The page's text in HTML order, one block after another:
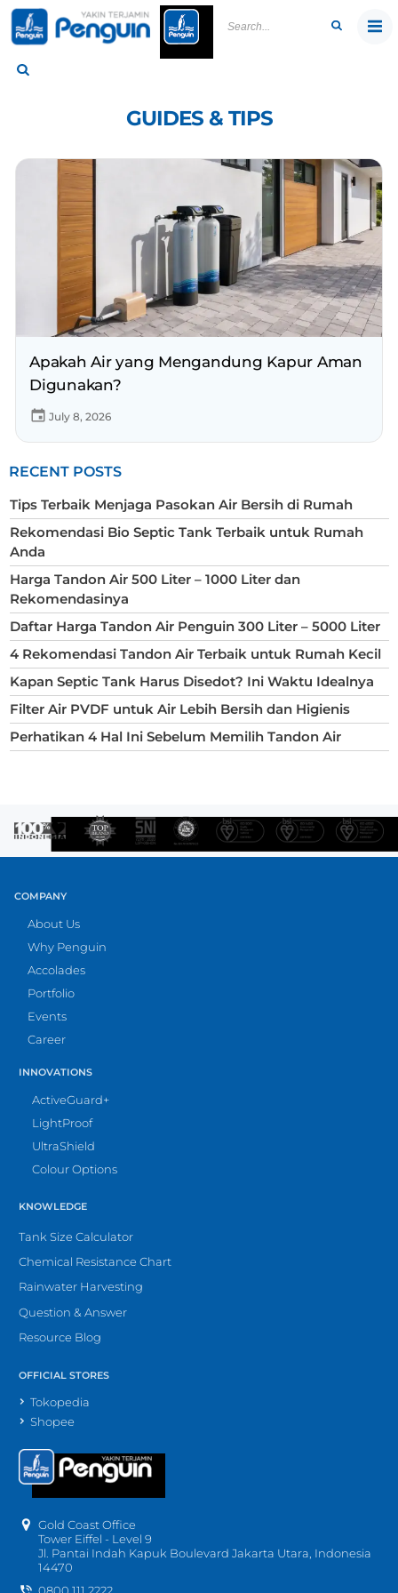
Skip
content
GUIDES & TIPS
Apakah Air yang Mengandung Kapur Aman
Digunakan?
July 8, 2026
RECENT POSTS
Tips Terbaik Menjaga Pasokan Air Bersih di Rumah
Rekomendasi Bio Septic Tank Terbaik untuk Rumah
Anda
Harga Tandon Air 500 Liter – 1000 Liter dan
Rekomendasinya
Daftar Harga Tandon Air Penguin 300 Liter – 5000 Liter
4 Rekomendasi Tandon Air Terbaik untuk Rumah Kecil
Kapan Septic Tank Harus Disedot? Ini Waktu Idealnya
Filter Air PVDF untuk Air Lebih Bersih dan Higienis
Perhatikan 4 Hal Ini Sebelum Memilih Tandon Air
COMPANY
About Us
Why Penguin
Accolades
Portfolio
Events
Career
INNOVATIONS
ActiveGuard+
LightProof
UltraShield
Colour Options
KNOWLEDGE
Tank Size Calculator
Chemical Resistance Chart
Rainwater Harvesting
Question & Answer
Resource Blog
OFFICIAL STORES
Tokopedia
Shopee
Gold Coast Office
Tower Eiffel - Level 9
Jl. Pantai Indah Kapuk Boulevard Jakarta Utara, Indonesia
14470